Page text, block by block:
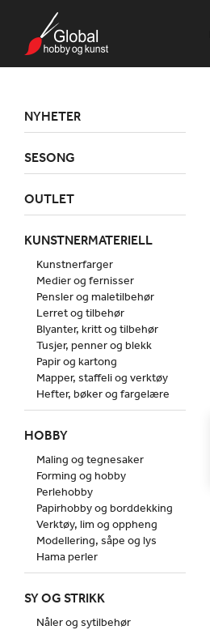
NYHETER
SESONG
OUTLET
KUNSTNERMATERIELL
Kunstnerfarger
Medier og fernisser
Pensler og maletilbehør
Lerret og tilbehør
Blyanter, kritt og tilbehør
Tusjer, penner og blekk
Papir og kartong
Mapper, staffeli og verktøy
Hefter, bøker og fargelære
HOBBY
Maling og tegnesaker
Forming og hobby
Perlehobby
Papirhobby og borddekking
Verktøy, lim og oppheng
Modellering, såpe og lys
Hama perler
SY OG STRIKK
Nåler og sytilbehør